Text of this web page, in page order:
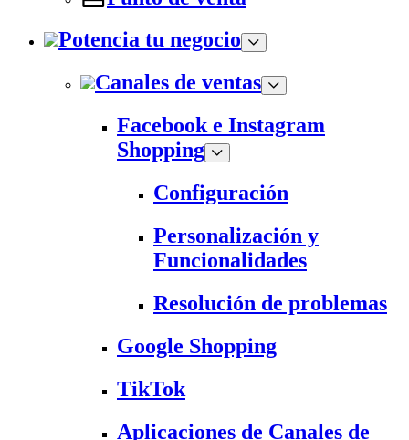
Potencia tu negocio
Canales de ventas
Facebook e Instagram
Shopping
Configuración
Personalización y
Funcionalidades
Resolución de problemas
Google Shopping
TikTok
Aplicaciones de Canales de